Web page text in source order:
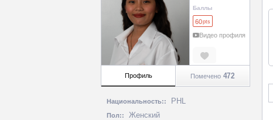
Баллы
60pts
Видео профиля
Профиль Помечено 472
Национальность:: PHL
Пол:: Женский